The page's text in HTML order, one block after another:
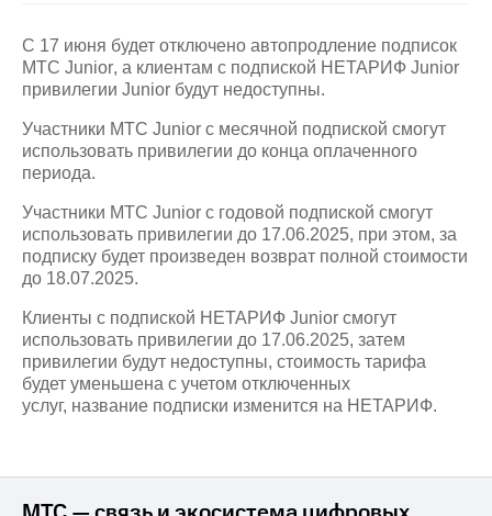
Роуминг
Семейная
группа
Заказать
SIM-
карту
Оформить
eSIM
SIM-
карта
для
иностранцев
Оформить
Тарифы
RED,
РИИЛ
и МТС
Супер
дешевле
при
оплате
с карты
МТС
Деньги
Выберите
и подключите
ТВ
с выгодным
тарифом
С 17 июня будет отключено автопродление подписок
МТС Junior, а клиентам с подпиской НЕТАРИФ Junior
привилегии Junior будут недоступны.
Участники МТС Junior с месячной подпиской смогут
использовать привилегии до конца оплаченного
периода.
Участники МТС Junior с годовой подпиской смогут
использовать привилегии до 17.06.2025, при этом, за
подписку будет произведен возврат полной стоимости
до 18.07.2025.
Клиенты с подпиской НЕТАРИФ Junior смогут
использовать привилегии до 17.06.2025, затем
привилегии будут недоступны, стоимость тарифа
будет уменьшена с учетом отключенных
услуг, название подписки изменится на НЕТАРИФ.